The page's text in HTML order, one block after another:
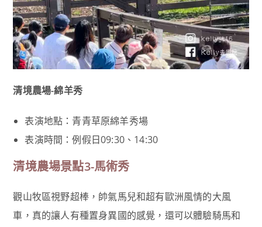
清境農場-綿羊秀
表演地點：青青草原綿羊秀場
表演時間：例假日09:30、14:30
清境農場景點3-馬術秀
觀山牧區視野超棒，帥氣馬兒和超有歐洲風情的大風
車，真的讓人有種置身異國的感覺，還可以體驗騎馬和